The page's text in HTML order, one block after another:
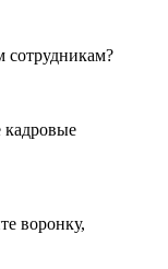
сотрудникам?
кадровые
воронку,